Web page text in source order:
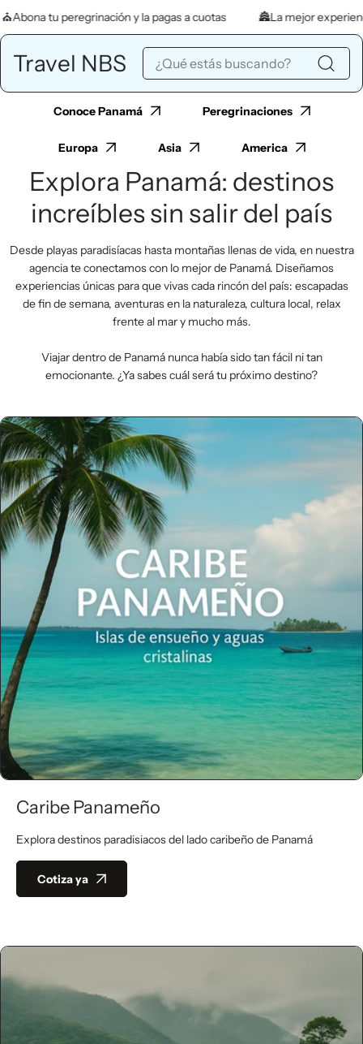
Saltar al contenido
y la pagas a cuotas 🏯La mejor experiencia a Japón ✈️
Travel NBS
Conoce Panamá Peregrinaciones
Europa Asia America
Explora Panamá: destinos
increíbles sin salir del país
Desde playas paradisíacas hasta montañas llenas de vida, en nuestra
agencia te conectamos con lo mejor de Panamá. Diseñamos
experiencias únicas para que vivas cada rincón del país: escapadas
de fin de semana, aventuras en la naturaleza, cultura local, relax
frente al mar y mucho más.
Viajar dentro de Panamá nunca había sido tan fácil ni tan
emocionante. ¿Ya sabes cuál será tu próximo destino?
Caribe Panameño
Explora destinos paradisiacos del lado caribeño de Panamá
Cotiza ya